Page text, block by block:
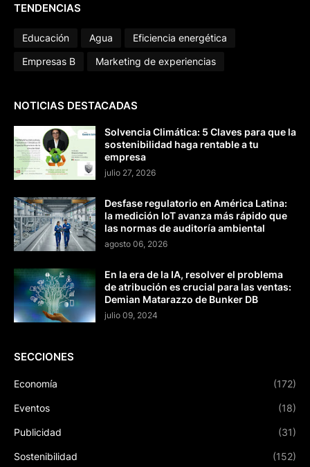
TENDENCIAS
Educación Agua
Eficiencia energética
Empresas B
Marketing de experiencias
NOTICIAS DESTACADAS
Solvencia Climática: 5 Claves para que la
sostenibilidad haga rentable a tu
empresa
julio 27, 2026
Desfase regulatorio en América Latina:
la medición IoT avanza más rápido que
las normas de auditoría ambiental
agosto 06, 2026
En la era de la IA, resolver el problema
de atribución es crucial para las ventas:
Demian Matarazzo de Bunker DB
julio 09, 2024
SECCIONES
Economía (172)
Eventos (18)
Publicidad (31)
Sostenibilidad (152)